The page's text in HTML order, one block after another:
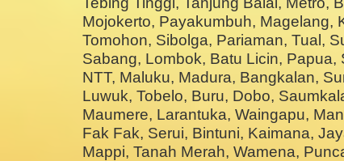
Mojokerto, Payakumbuh, Magelang,
Tomohon, Sibolga, Pariaman, Tual,
Sabang, Lombok, Batu Licin, Papua,
NTT, Maluku, Madura, Bangkalan,
Luwuk, Tobelo, Buru, Dobo,
Maumere, Larantuka, Waingapu,
Fak Fak, Serui, Bintuni, Kaimana,
Mappi, Tanah Merah, Wamena,